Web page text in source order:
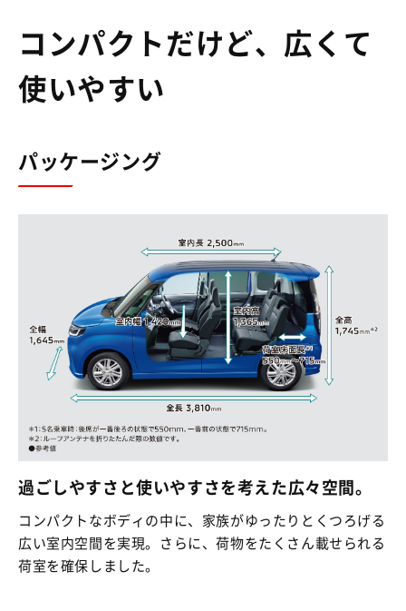
コンパクトだけど、広くて
使いやすい
パッケージング
過ごしやすさと使いやすさを考えた広々空間。
コンパクトなボディの中に、家族がゆったりとくつろげる
広い室内空間を実現。さらに、荷物をたくさん載せられる
荷室を確保しました。